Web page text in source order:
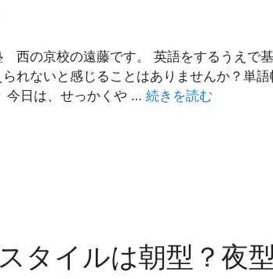
西の京校の遠藤です。 英語をするうえで
れないと感じることはありませんか？単
今日は、せっかくや … 続きを読む
タイルは朝型？夜